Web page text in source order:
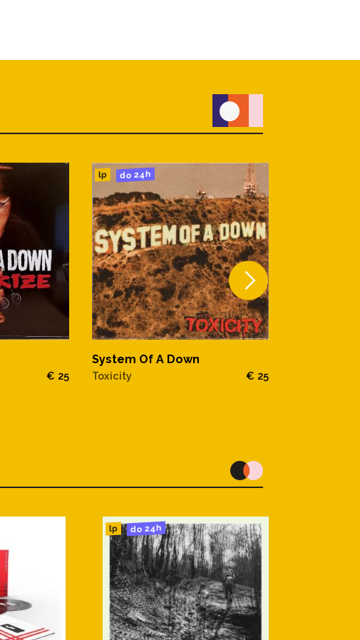
€ 25
lp do 24h
System Of A Down
Toxicity € 25
lp do 24h